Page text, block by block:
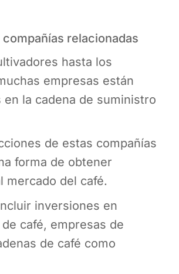
relacionadas
hasta los
empresas están
en la cadena de suministro
de estas compañías
forma de obtener
mercado del café.
inversiones en
café, empresas de
de café como